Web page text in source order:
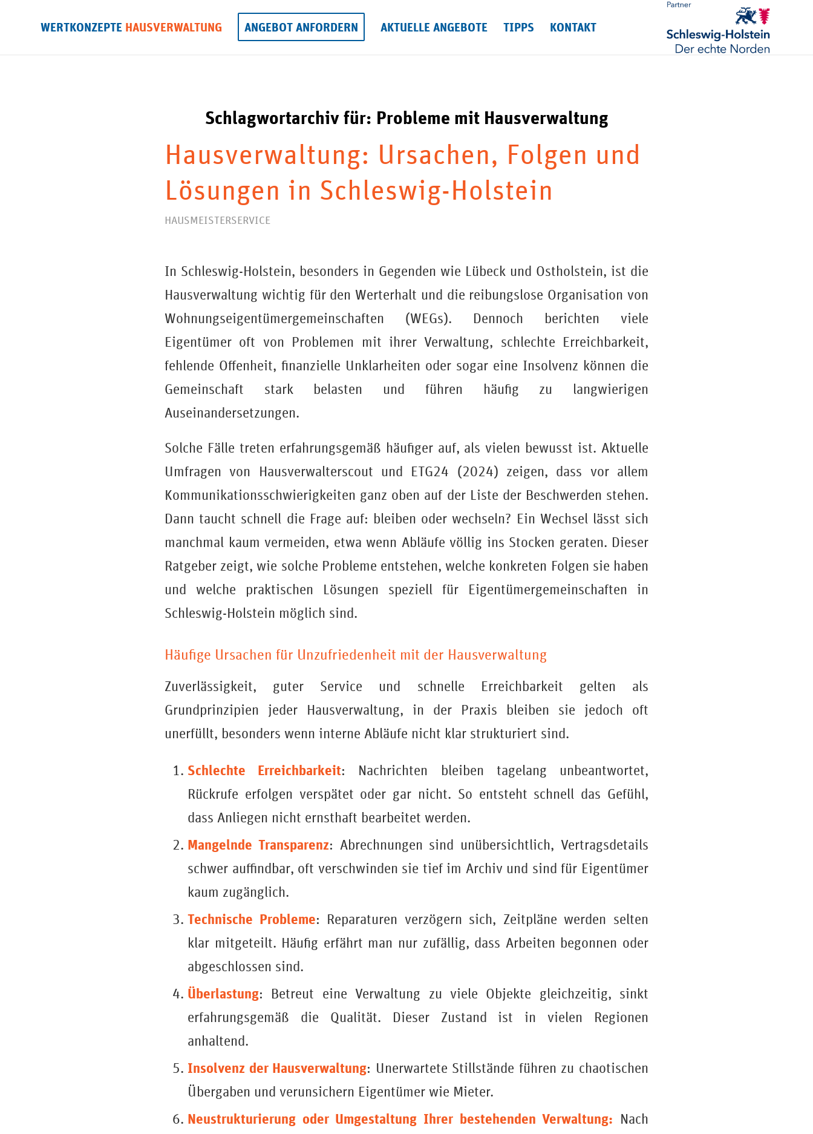
WERTKONZEPTE HAUSVERWALTUNG ANGEBOT ANFORDERN AKTUELLE ANGEBOTE TIPPS KONTAKT
Schlagwortarchiv für: Probleme mit Hausverwaltung
Hausverwaltung: Ursachen, Folgen und
Lösungen in Schleswig-Holstein
HAUSMEISTERSERVICE
In Schleswig-Holstein, besonders in Gegenden wie Lübeck und Ostholstein, ist die
Hausverwaltung wichtig für den Werterhalt und die reibungslose Organisation von
Wohnungseigentümergemeinschaften (WEGs). Dennoch berichten viele
Eigentümer oft von Problemen mit ihrer Verwaltung, schlechte Erreichbarkeit,
fehlende Offenheit, finanzielle Unklarheiten oder sogar eine Insolvenz können die
Gemeinschaft stark belasten und führen häufig zu langwierigen
Auseinandersetzungen.
Solche Fälle treten erfahrungsgemäß häufiger auf, als vielen bewusst ist. Aktuelle
Umfragen von Hausverwalterscout und ETG24 (2024) zeigen, dass vor allem
Kommunikationsschwierigkeiten ganz oben auf der Liste der Beschwerden stehen.
Dann taucht schnell die Frage auf: bleiben oder wechseln? Ein Wechsel lässt sich
manchmal kaum vermeiden, etwa wenn Abläufe völlig ins Stocken geraten. Dieser
Ratgeber zeigt, wie solche Probleme entstehen, welche konkreten Folgen sie haben
und welche praktischen Lösungen speziell für Eigentümergemeinschaften in
Schleswig-Holstein möglich sind.
Häufige Ursachen für Unzufriedenheit mit der Hausverwaltung
Zuverlässigkeit, guter Service und schnelle Erreichbarkeit gelten als
Grundprinzipien jeder Hausverwaltung, in der Praxis bleiben sie jedoch oft
unerfüllt, besonders wenn interne Abläufe nicht klar strukturiert sind.
Schlechte Erreichbarkeit: Nachrichten bleiben tagelang unbeantwortet,
Rückrufe erfolgen verspätet oder gar nicht. So entsteht schnell das Gefühl,
dass Anliegen nicht ernsthaft bearbeitet werden.
Mangelnde Transparenz: Abrechnungen sind unübersichtlich, Vertragsdetails
schwer auffindbar, oft verschwinden sie tief im Archiv und sind für Eigentümer
kaum zugänglich.
Technische Probleme: Reparaturen verzögern sich, Zeitpläne werden selten
klar mitgeteilt. Häufig erfährt man nur zufällig, dass Arbeiten begonnen oder
abgeschlossen sind.
Überlastung: Betreut eine Verwaltung zu viele Objekte gleichzeitig, sinkt
erfahrungsgemäß die Qualität. Dieser Zustand ist in vielen Regionen
anhaltend.
Insolvenz der Hausverwaltung: Unerwartete Stillstände führen zu chaotischen
Übergaben und verunsichern Eigentümer wie Mieter.
Neustrukturierung oder Umgestaltung Ihrer bestehenden Verwaltung: Nach